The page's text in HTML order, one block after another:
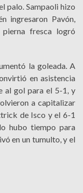
palo. Sampaoli hizo
ingresaron Pavón,
fresca logró
la goleada. A
en asistencia
al gol para el 5-1, y
a capitalizar
de Isco y el 6-1
hubo tiempo para
en un tumulto, y el